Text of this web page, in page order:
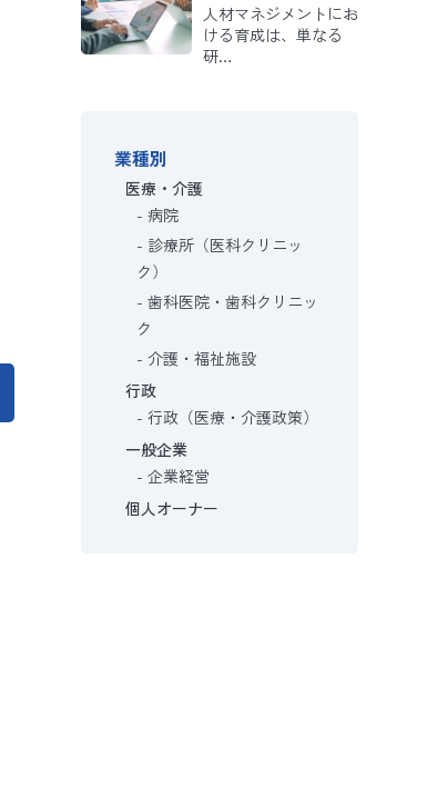
割に繋ぎ、自走す
る組織を創る方法
人材マネジメントにお
ける育成は、単なる
研…
業種別
医療・介護
病院
診療所（医科クリニッ
ク）
歯科医院・歯科クリニッ
ク
介護・福祉施設
行政
行政（医療・介護政策）
一般企業
企業経営
個人オーナー